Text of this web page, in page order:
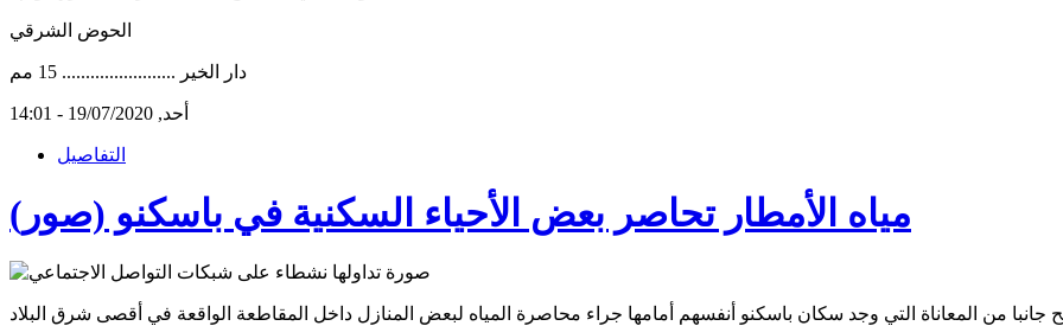
الحوض الشرقي
دار الخير ........................ 15 مم
أحد, 19/07/2020 - 14:01
التفاصيل
مياه الأمطار تحاصر بعض الأحياء السكنية في باسكنو (صور)